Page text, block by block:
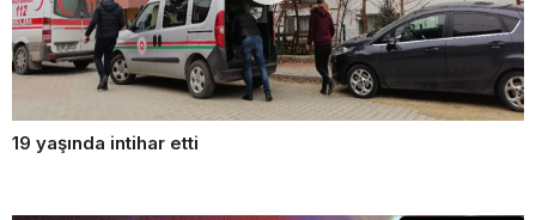
19 yaşında intihar etti